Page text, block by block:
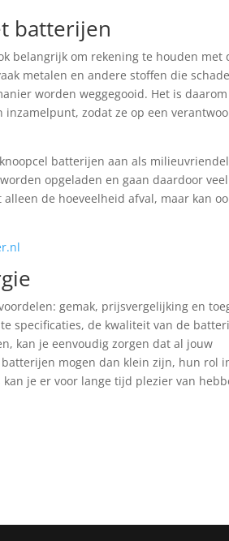
batterijen
belangrijk om rekening te houden met
metalen en andere stoffen die
worden weggegooid. Het is
zodat ze op een
batterijen aan als
opgeladen en gaan daardoor
de hoeveelheid afval, maar kan
gemak, prijsvergelijking en
specificaties, de kwaliteit van de
kan je eenvoudig zorgen dat al jouw
mogen dan klein zijn, hun rol
je er voor lange tijd plezier van